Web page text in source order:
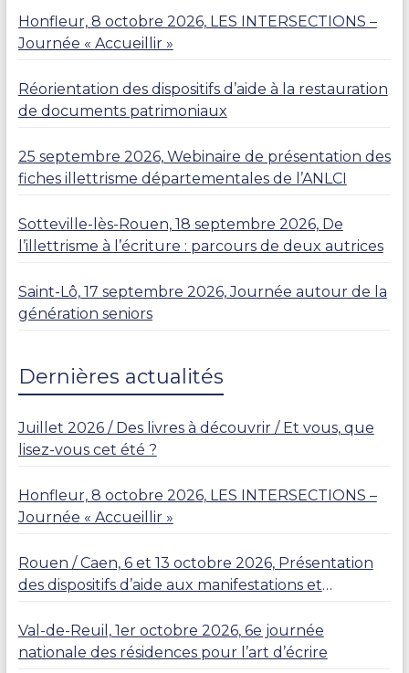
Honfleur, 8 octobre 2026, LES INTERSECTIONS –
Journée « Accueillir »
Réorientation des dispositifs d’aide à la restauration
de documents patrimoniaux
25 septembre 2026, Webinaire de présentation des
fiches illettrisme départementales de l’ANLCI
Sotteville-lès-Rouen, 18 septembre 2026, De
l’illettrisme à l’écriture : parcours de deux autrices
Saint-Lô, 17 septembre 2026, Journée autour de la
génération seniors
Dernières actualités
Juillet 2026 / Des livres à découvrir / Et vous, que
lisez-vous cet été ?
Honfleur, 8 octobre 2026, LES INTERSECTIONS –
Journée « Accueillir »
Rouen / Caen, 6 et 13 octobre 2026, Présentation
des dispositifs d’aide aux manifestations et
Val-de-Reuil, 1er octobre 2026, 6e journée
nationale des résidences pour l’art d’écrire